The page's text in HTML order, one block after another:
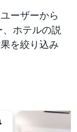
ーザーから
ホテルの説
を絞り込み